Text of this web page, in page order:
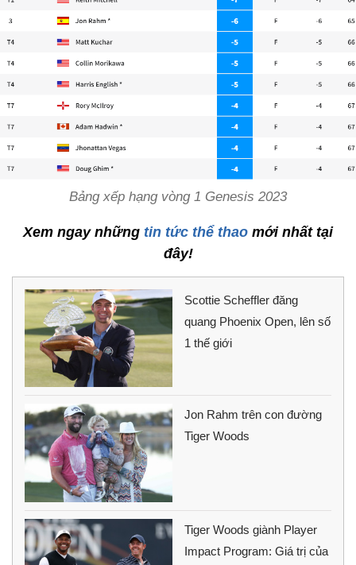
Bảng xếp hạng vòng 1 Genesis 2023
Xem ngay những tin tức thể thao mới nhất tại
đây!
Scottie Scheffler đăng
quang Phoenix Open, lên số
1 thế giới
Jon Rahm trên con đường
Tiger Woods
Tiger Woods giành Player
Impact Program: Giá trị của